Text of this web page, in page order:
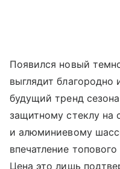
Появился новый
выглядит благородно
будущий тренд
защитному стеклу на
и алюминиевому
впечатление
Цена это лишь